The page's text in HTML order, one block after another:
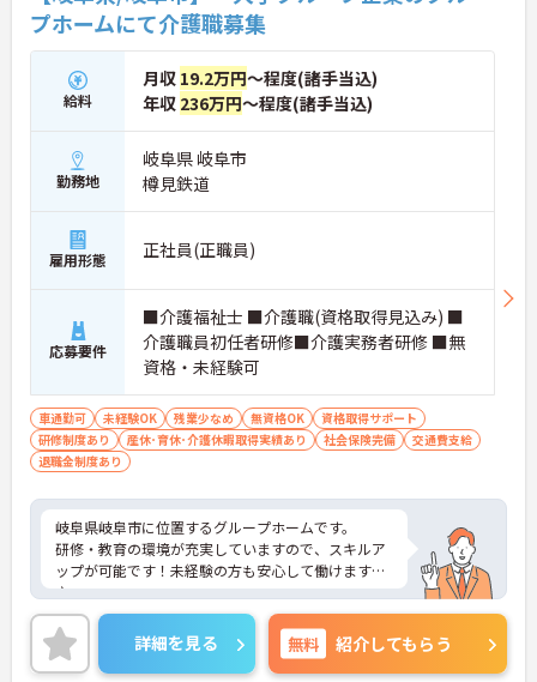
プホームにて介護職募集
給料
月収 19.2万円～程度(諸手当込)
年収 236万円～程度(諸手当込)
勤務地
岐阜県 岐阜市
樽見鉄道
雇用形態 正社員(正職員)
応募要件
■介護福祉士 ■介護職(資格取得見込み) ■
介護職員初任者研修■介護実務者研修 ■無
資格・未経験可
車通勤可 未経験OK 残業少なめ 無資格OK
資格取得サポート
研修制度あり
産休･育休･介護休暇取得実績あり 社会保険完備
交通費支給
退職金制度あり
岐阜県岐阜市に位置するグループホームです。
研修・教育の環境が充実していますので、スキルア
ップが可能です！未経験の方も安心して働けますよ
♪
駐車場が完備されていて、マイカー通勤が可能なた
め通勤に便利です。
ご興味をお持ちの方には、詳細の情報や面接のポイ
詳細を見る 無料 紹介してもらう